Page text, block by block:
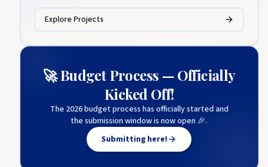
Explore Projects
🚀 Budget Process — Officially
Kicked Off!
The 2026 budget process has officially started and
the submission window is now open 🎉.
Submitting here!